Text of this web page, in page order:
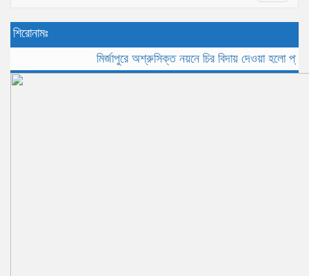
শিরোনামঃ
মির্জাপুরে অশ্রুসিক্ত নয়নে চির বিদায় দেওয়া হলো প্রবীন